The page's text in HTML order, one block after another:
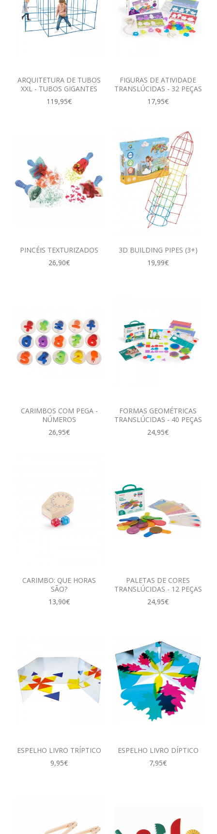
ARQUITETURA DE TUBOS
XXL - TUBOS GIGANTES
119,95€
FIGURAS DE ATIVIDADE
TRANSLÚCIDAS - 32 PEÇAS
17,95€
PINCÉIS TEXTURIZADOS
26,90€
3D BUILDING PIPES (3+)
19,99€
CARIMBOS COM PEGA -
NÚMEROS
26,95€
FORMAS GEOMÉTRICAS
TRANSLÚCIDAS - 40 PEÇAS
24,95€
CARIMBO: QUE HORAS
SÃO?
13,90€
PALETAS DE CORES
TRANSLÚCIDAS - 12 PEÇAS
24,95€
ESPELHO LIVRO TRÍPTICO
9,95€
ESPELHO LIVRO DÍPTICO
7,95€